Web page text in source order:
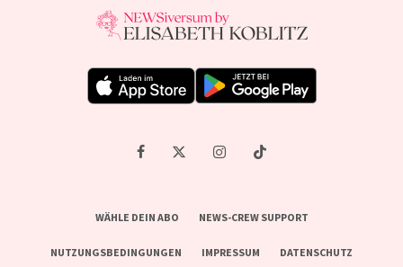
WÄHLE DEIN ABO NEWS-CREW SUPPORT
NUTZUNGSBEDINGUNGEN IMPRESSUM DATENSCHUTZ